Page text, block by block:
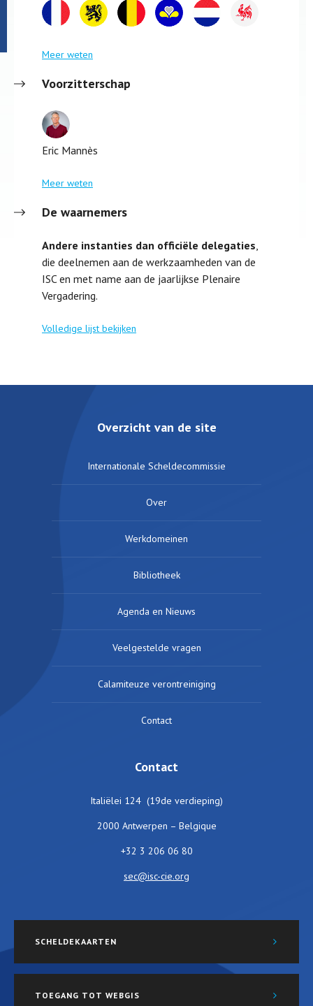
Meer weten
Voorzitterschap
Eric Mannès
Meer weten
De waarnemers
Andere instanties dan officiële delegaties,
die deelnemen aan de werkzaamheden van de
ISC en met name aan de jaarlijkse Plenaire
Vergadering.
Volledige lijst bekijken
Overzicht van de site
Internationale Scheldecommissie
Over
Werkdomeinen
Bibliotheek
Agenda en Nieuws
Veelgestelde vragen
Calamiteuze verontreiniging
Contact
Contact
Italiëlei 124 (19de verdieping)
2000 Antwerpen – Belgique
+32 3 206 06 80
sec@isc-cie.org
SCHELDEKAARTEN
TOEGANG TOT WEBGIS